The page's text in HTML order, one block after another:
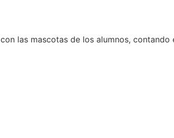
las mascotas de los alumnos,